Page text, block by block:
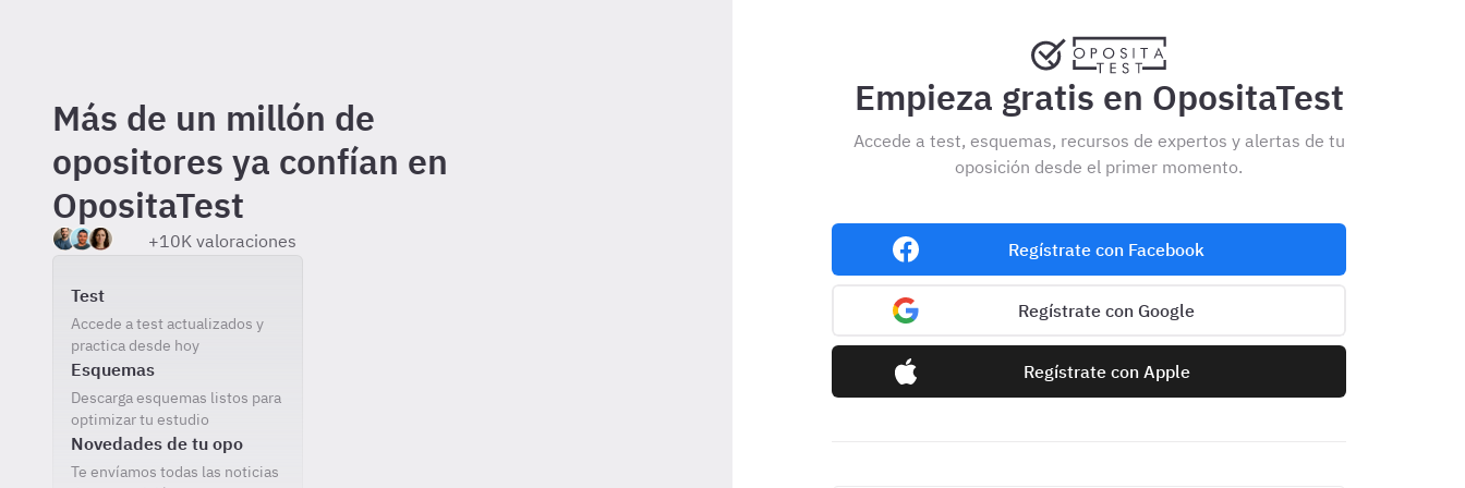
Empieza gratis en OpositaTest
Accede a test, esquemas, recursos de expertos y alertas de tu
oposición desde el primer momento.
Regístrate con Facebook
Regístrate con Google
Regístrate con Apple
Más de un millón de
opositores ya confían en
OpositaTest
+10K valoraciones
Incluido gratis al registrarte
Test
Accede a test actualizados y
practica desde hoy
Esquemas
Descarga esquemas listos para
optimizar tu estudio
Novedades de tu opo
Te envíamos todas las noticias